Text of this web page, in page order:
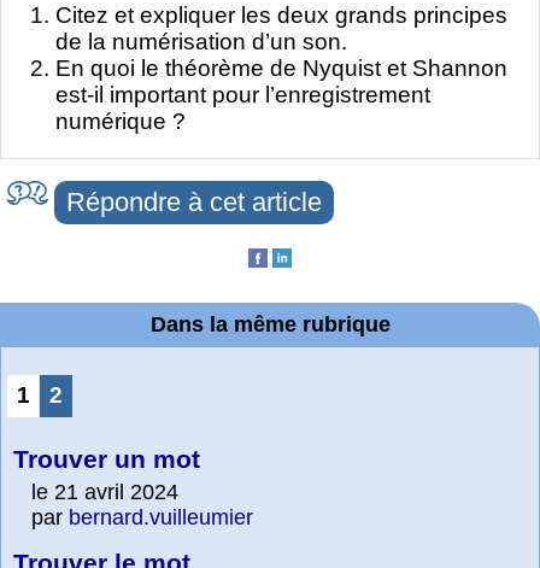
Citez et expliquer les deux grands principes
de la numérisation d’un son.
En quoi le théorème de Nyquist et Shannon
est-il important pour l’enregistrement
numérique ?
Répondre à cet article
Dans la même rubrique
1 2
Trouver un mot
le 21 avril 2024
par bernard.vuilleumier
Trouver le mot